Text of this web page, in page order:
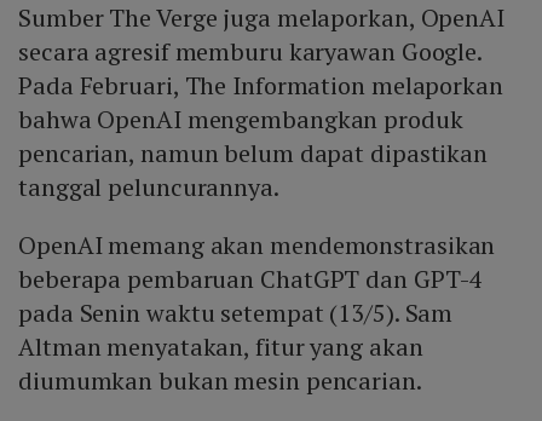
Sumber The Verge juga melaporkan, OpenAI
secara agresif memburu karyawan Google.
Pada Februari, The Information melaporkan
bahwa OpenAI mengembangkan produk
pencarian, namun belum dapat dipastikan
tanggal peluncurannya.
OpenAI memang akan mendemonstrasikan
beberapa pembaruan ChatGPT dan GPT-4
pada Senin waktu setempat (13/5). Sam
Altman menyatakan, fitur yang akan
diumumkan bukan mesin pencarian.